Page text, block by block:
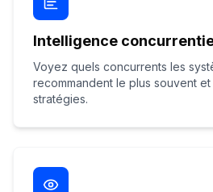
Intelligence
Voyez quels concurrents les
recommandent le plus souvent
stratégies.